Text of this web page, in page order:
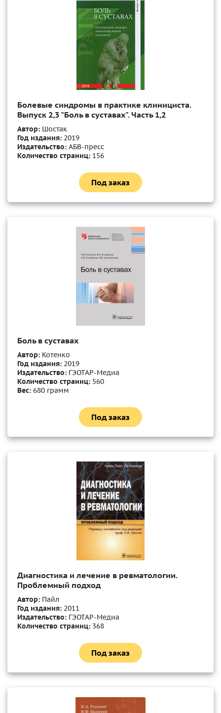
Болевые синдромы в практике клинициста.
Выпуск 2,3 "Боль в суставах". Часть 1,2
Автор: Шостак
Год издания: 2019
Издательство: АБВ-пресс
Количество страниц: 156
Под заказ
Боль в суставах
Автор: Котенко
Год издания: 2019
Издательство: ГЭОТАР-Медиа
Количество страниц: 560
Вес: 680 грамм
Под заказ
Диагностика и лечение в ревматологии.
Проблемный подход
Автор: Пайл
Год издания: 2011
Издательство: ГЭОТАР-Медиа
Количество страниц: 368
Под заказ